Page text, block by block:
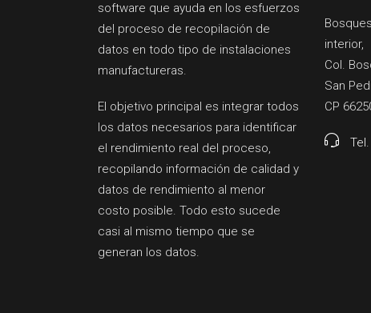
software que ayuda en los esfuerzos
del proceso de recopilación de
datos en todo tipo de instalaciones
manufactureras.
El objetivo principal es integrar todos
los datos necesarios para identificar
el rendimiento real del proceso,
recopilando información de calidad y
datos de rendimiento al menor
costo posible. Todo esto sucede
casi al mismo tiempo que se
generan los datos.
interior,
Col.
San
CP
Tel.